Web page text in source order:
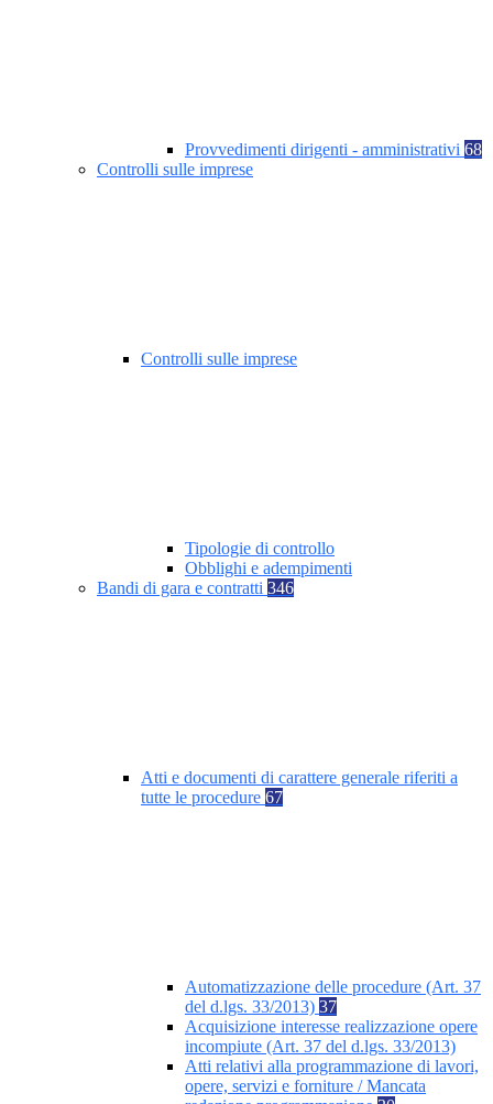
Provvedimenti dirigenti - amministrativi 68
Controlli sulle imprese
Controlli sulle imprese
Tipologie di controllo
Obblighi e adempimenti
Bandi di gara e contratti 346
Atti e documenti di carattere generale riferiti a
tutte le procedure 67
Automatizzazione delle procedure (Art. 37
del d.lgs. 33/2013) 37
Acquisizione interesse realizzazione opere
incompiute (Art. 37 del d.lgs. 33/2013)
Atti relativi alla programmazione di lavori,
opere, servizi e forniture / Mancata